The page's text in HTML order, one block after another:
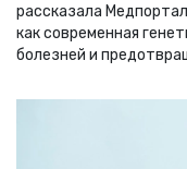
рассказала
как современная
болезней и